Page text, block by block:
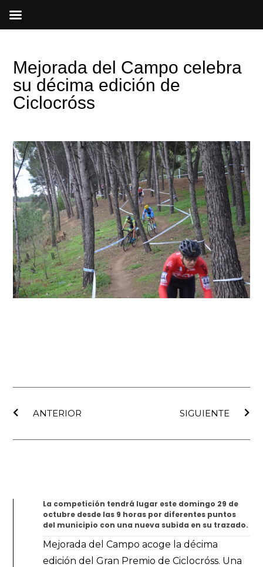
Mejorada del Campo celebra
su décima edición de
Ciclocróss
ANTERIOR
SIGUIENTE
La competición tendrá lugar este domingo 29 de
octubre desde las 9 horas por diferentes puntos
del municipio con una nueva subida en su trazado.
Mejorada del Campo acoge la décima
edición del Gran Premio de Ciclocróss. Una